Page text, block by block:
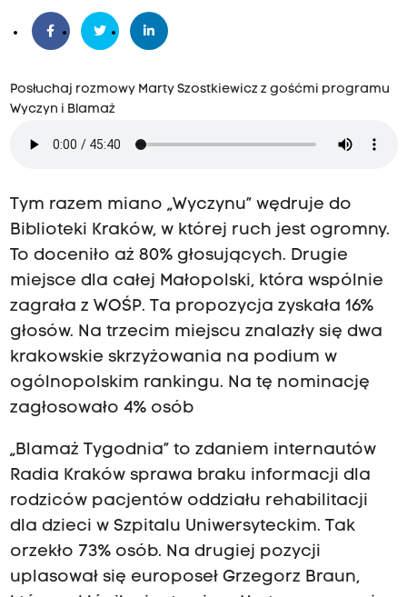
Posłuchaj rozmowy Marty Szostkiewicz z gośćmi programu
Wyczyn i Blamaż
Tym razem miano „Wyczynu” wędruje do
Biblioteki Kraków, w której ruch jest ogromny.
To doceniło aż 80% głosujących. Drugie
miejsce dla całej Małopolski, która wspólnie
zagrała z WOŚP. Ta propozycja zyskała 16%
głosów. Na trzecim miejscu znalazły się dwa
krakowskie skrzyżowania na podium w
ogólnopolskim rankingu. Na tę nominację
zagłosowało 4% osób
„Blamaż Tygodnia” to zdaniem internautów
Radia Kraków sprawa braku informacji dla
rodziców pacjentów oddziału rehabilitacji
dla dzieci w Szpitalu Uniwersyteckim. Tak
orzekło 73% osób. Na drugiej pozycji
uplasował się europoseł Grzegorz Braun,